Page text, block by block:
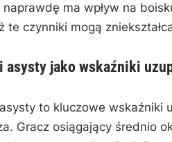
ma wpływ na
te czynniki mogą
jako wskaźniki
to kluczowe wskaźniki
Gracz osiągający średnio